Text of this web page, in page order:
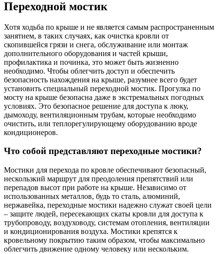
Переходной мостик
Хотя ходьба по крыше и не является самым распространенным
занятием, в таких случаях, как очистка кровли от
скопившейся грязи и снега, обслуживание или монтаж
дополнительного оборудования и частей крыши,
профилактика и починка, это может быть жизненно
необходимо. Чтобы облегчить доступ и обеспечить
безопасность нахождения на крыше, разумнее всего будет
установить специальный переходной мостик. Прогулка по
мосту на крыше безопасна даже в экстремальных погодных
условиях. Это безопасное решение для доступа к люку,
дымоходу, вентиляционным трубам, которые необходимо
очистить, или теплорегулирующему оборудованию вроде
кондиционеров.
Что собой представляют переходные мостики?
Мостики для перехода по кровле обеспечивают безопасный,
нескользкий маршрут для преодоления препятствий или
перепадов высот при работе на крыше. Независимо от
использованных металлов, будь то сталь, алюминий,
нержавейка, переходные мостики надежно служат своей цели
– защите людей, пересекающих скаты кровли для доступа к
трубопроводу, воздуховоду, системам отопления, вентиляции
и кондиционирования воздуха. Мостики крепятся к
кровельному покрытию таким образом, чтобы максимально
облегчить движение одному человеку или нескольким.